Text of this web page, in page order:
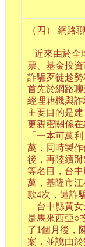
（四） 網路
近來由於全
票、基金投
詐騙歹徒趁
首先於網路
經理藉機與
主要目的是
更親密關係
「一本可萬
萬，同時製
後，再陸續
等名目，台
萬，基隆市
款4次，遭詐
台中縣黃女
是馬來西亞○
了1個月後，
案，並說由